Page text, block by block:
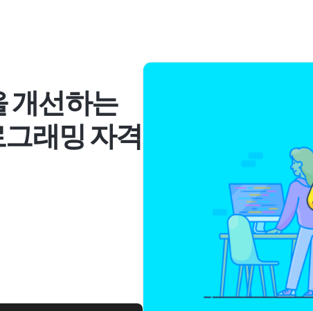
개선하는
래밍 자격